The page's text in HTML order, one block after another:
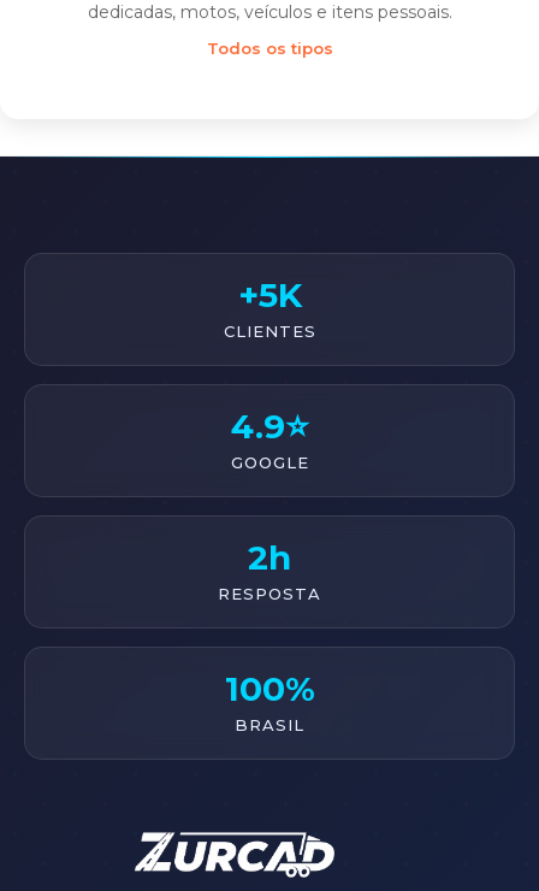
dedicadas, motos, veículos e itens pessoais.
Todos os tipos
+5K
CLIENTES
4.9⭐
GOOGLE
2h
RESPOSTA
100%
BRASIL